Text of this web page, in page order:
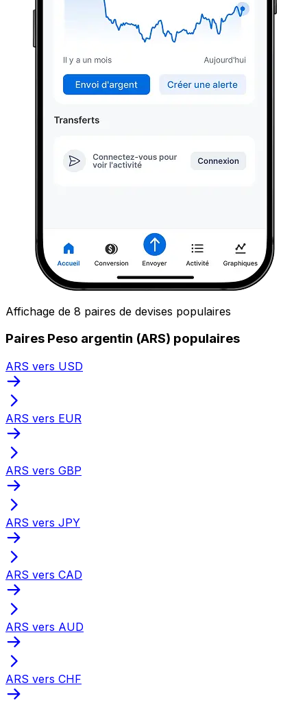
Affichage de 8 paires de devises populaires
Paires Peso argentin (ARS) populaires
ARS vers USD
ARS vers EUR
ARS vers GBP
ARS vers JPY
ARS vers CAD
ARS vers AUD
ARS vers CHF